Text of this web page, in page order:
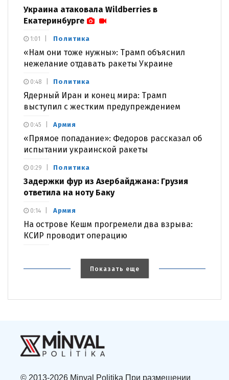
Украина атаковала Wildberries в
Екатеринбурге
Политика
«Нам они тоже нужны»: Трамп объяснил
нежелание отдавать ракеты Украине
1:01
Политика
Ядерный Иран и конец мира: Трамп
выступил с жестким предупреждением
0:48
Армия
«Прямое попадание»: Федоров рассказал об
испытании украинской ракеты
0:45
Политика
Задержки фур из Азербайджана: Грузия
ответила на ноту Баку
0:29
Армия
На острове Кешм прогремели два взрыва:
КСИР проводит операцию
0:14
Показать еще
© 2013-2026 Minval Politika При размещении